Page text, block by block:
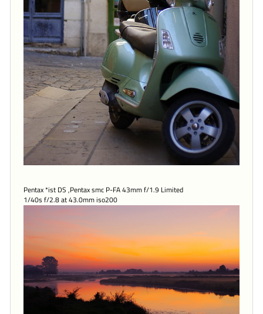
Pentax *ist DS ,Pentax smc P-FA 43mm f/1.9 Limited
1/40s f/2.8 at 43.0mm iso200